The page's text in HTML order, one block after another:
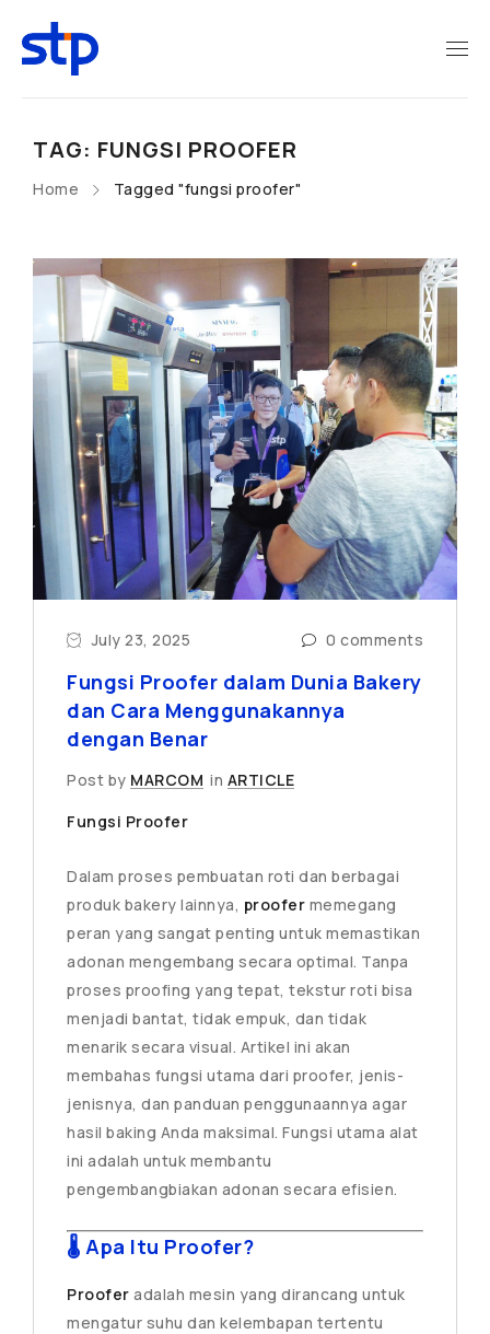
Home Tagged "fungsi proofer"
TAG: FUNGSI PROOFER
July 23, 2025 0 comments
Fungsi Proofer dalam Dunia Bakery
dan Cara Menggunakannya
dengan Benar
Post by MARCOM in ARTICLE
Fungsi Proofer
Dalam proses pembuatan roti dan berbagai
produk bakery lainnya, proofer memegang
peran yang sangat penting untuk memastikan
adonan mengembang secara optimal. Tanpa
proses proofing yang tepat, tekstur roti bisa
menjadi bantat, tidak empuk, dan tidak
menarik secara visual. Artikel ini akan
membahas fungsi utama dari proofer, jenis-
jenisnya, dan panduan penggunaannya agar
hasil baking Anda maksimal. Fungsi utama alat
ini adalah untuk membantu
pengembangbiakan adonan secara efisien.
🌡️ Apa Itu Proofer?
Proofer adalah mesin yang dirancang untuk
mengatur suhu dan kelembapan tertentu